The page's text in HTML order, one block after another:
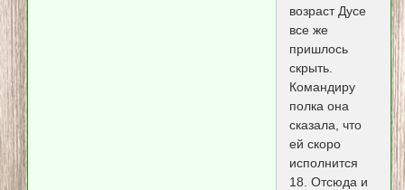
возраст Дусе
все же
пришлось
скрыть.
Командиру
полка она
сказала, что
ей скоро
исполнится
18. Отсюда и